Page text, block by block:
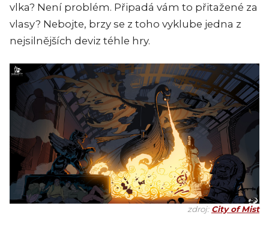
vlka? Není problém. Připadá vám to přitažené za
vlasy? Nebojte, brzy se z toho vyklube jedna z
nejsilnějších deviz téhle hry.
zdroj: City of Mist